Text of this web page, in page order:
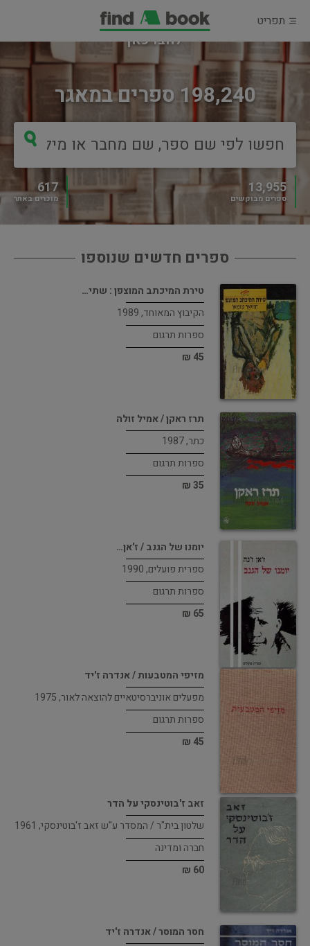
תפריט
198,240 ספרים במאגר
13,955
ספרים מבוקשים
617
מוכרים באתר
מוכרים ספר?
לחצו כאן
ספרים חדשים שנוספו
טירת המיכתב המוצפן : שתי…
הקיבוץ המאוחד, 1989
ספרות תרגום
45 ₪
תרז ראקן / אמיל זולה
כתר, 1987
ספרות תרגום
35 ₪
יומנו של הגנב / ז'אן…
ספרית פועלים, 1990
ספרות תרגום
65 ₪
מזיפי המטבעות / אנדרה ז'יד
מפעלים אוניברסיטאיים להוצאה לאור, 1975
ספרות תרגום
45 ₪
זאב ז'בוטינסקי על הדר
שלטון בית"ר / המסדר ע"ש זאב ז'בוטינסקי, 1961
חברה ומדינה
60 ₪
חסר המוסר / אנדרה ז'יד